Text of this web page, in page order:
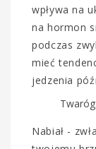
wpływa na
na hormon
podczas
mieć
jedzenia
Twaróg
Nabiał -